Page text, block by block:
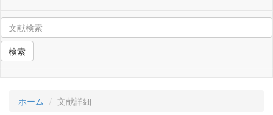
検索
ホーム 文献詳細